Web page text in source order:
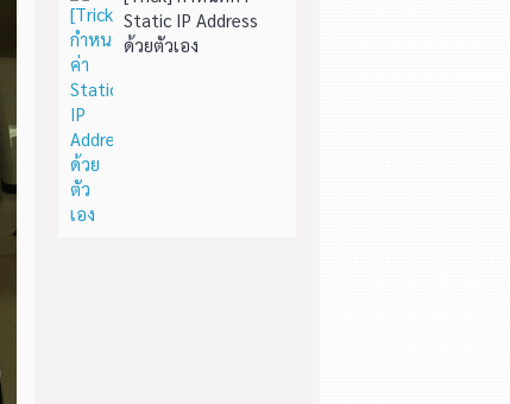
Static IP Address
ด้วยตัวเอง